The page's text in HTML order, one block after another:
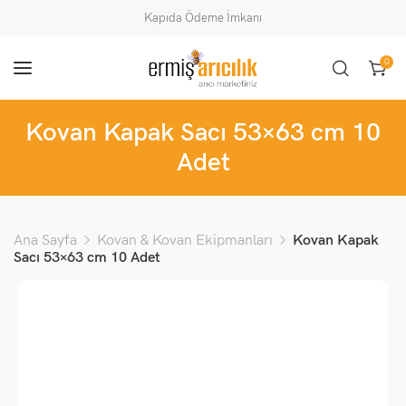
Kapıda Ödeme İmkanı
0
Kovan Kapak Sacı 53×63 cm 10
Adet
Ana Sayfa Kovan & Kovan Ekipmanları
Kovan Kapak
Sacı 53×63 cm 10 Adet